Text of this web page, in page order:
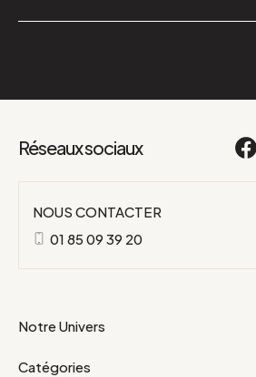
Réseaux sociaux
NOUS CONTACTER
01 85 09 39 20
Notre Univers
Catégories